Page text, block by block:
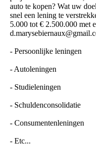
auto te kopen? Wat uw
snel een lening te
5.000 tot € 2.500.000 met
- Persoonlijke leningen
- Autoleningen
- Studieleningen
- Schuldenconsolidatie
- Consumentenleningen
- Etc...